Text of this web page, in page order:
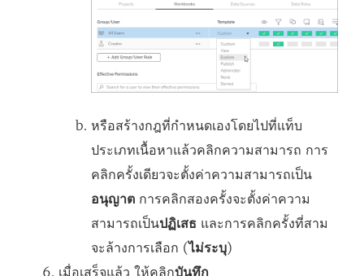
หรือสร้างกฎที่กำหนดเองโดยไปที่แท็บ
ประเภทเนื้อหาแล้วคลิกความสามารถ การ
คลิกครั้งเดียวจะตั้งค่าความสามารถเป็น
อนุญาต การคลิกสองครั้งจะตั้งค่าความ
สามารถเป็นปฏิเสธ และการคลิกครั้งที่สาม
จะล้างการเลือก (ไม่ระบุ)
เมื่อเสร็จแล้ว ให้คลิกบันทึก